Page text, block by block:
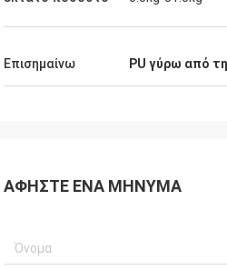
Επισημαίνω PU γύρω από
ΑΦΉΣΤΕ ΈΝΑ ΜΉΝΥΜΑ